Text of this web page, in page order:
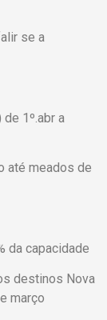
se a
1º.abr a
até meados de
da capacidade
destinos Nova
março